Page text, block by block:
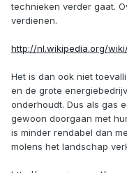
technieken verder gaat.
verdienen.
http://nl.wikipedia.org/
Het is dan ook niet
en de grote
onderhoudt. Dus als gas
gewoon doorgaan met
is minder rendabel dan
molens het landschap